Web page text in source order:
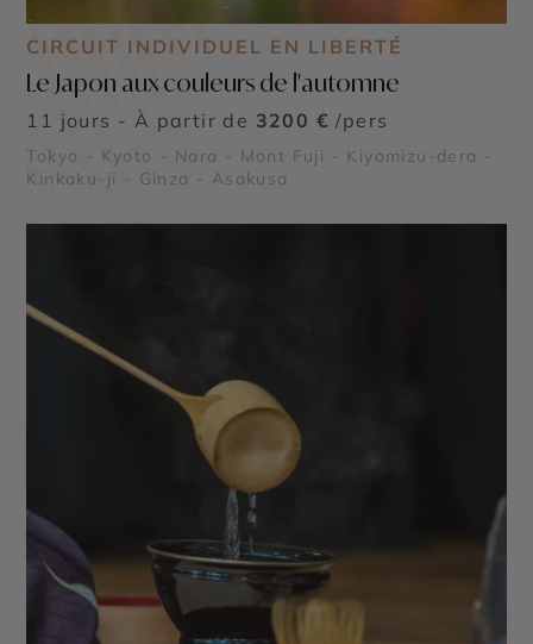
CIRCUIT INDIVIDUEL EN LIBERTÉ
Le Japon aux couleurs de l'automne
11 jours - À partir de 3200 € /pers
Tokyo - Kyoto - Nara - Mont Fuji - Kiyomizu-dera -
Kinkaku-ji - Ginza - Asakusa